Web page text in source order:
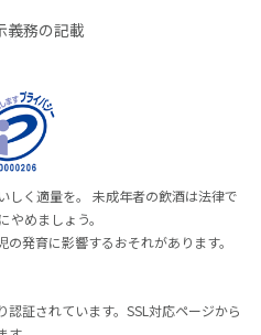
義務の記載
しく適量を。 未成年者の飲酒は法律で
めましょう。
発育に影響するおそれがあります。
証されています。SSL対応ページから